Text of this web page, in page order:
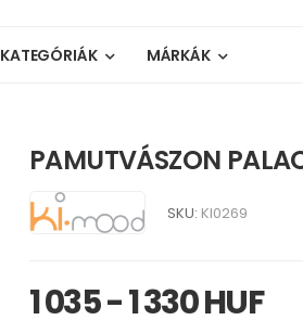
KATEGÓRIÁK MÁRKÁK
PAMUTVÁSZON
SKU: KI0269
1 035 - 1 330 HUF